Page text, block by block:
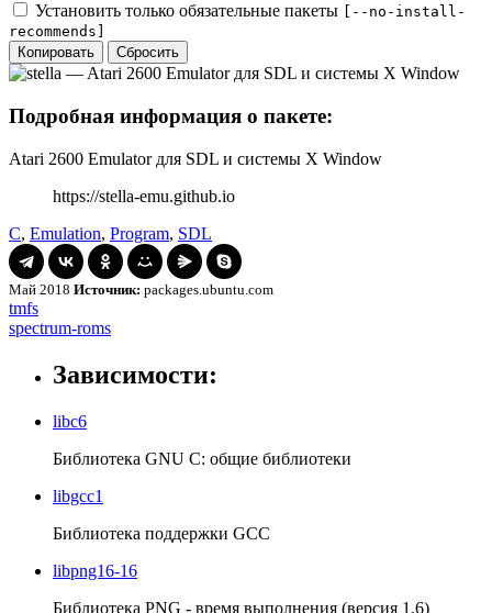
Установить только обязательные пакеты
[--no-install-
recommends]
Копировать
Сбросить
Подробная информация о пакете:
Atari 2600 Emulator для SDL и системы X Window
https://stella-emu.github.io
C, Emulation, Program, SDL
Май 2018 Источник: packages.ubuntu.com
Навигация
по
записям
tmfs
tmfs
spectrum-
spectrum-roms
Зависимости:
libc6
Библиотека GNU C: общие библиотеки
libgcc1
Библиотека поддержки GCC
libpng16-16
Библиотека PNG - время выполнения (версия 1.6)